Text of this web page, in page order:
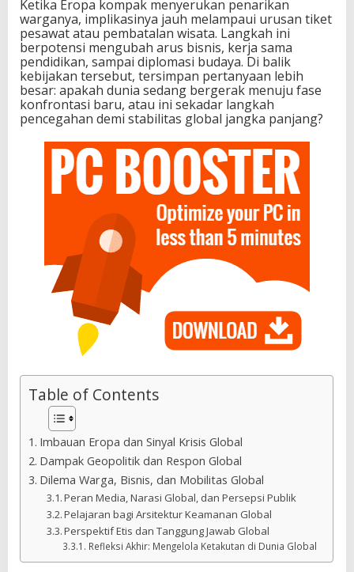
Ketika Eropa kompak menyerukan penarikan
warganya, implikasinya jauh melampaui urusan tiket
pesawat atau pembatalan wisata. Langkah ini
berpotensi mengubah arus bisnis, kerja sama
pendidikan, sampai diplomasi budaya. Di balik
kebijakan tersebut, tersimpan pertanyaan lebih
besar: apakah dunia sedang bergerak menuju fase
konfrontasi baru, atau ini sekadar langkah
pencegahan demi stabilitas global jangka panjang?
Table of Contents
Imbauan Eropa dan Sinyal Krisis Global
Dampak Geopolitik dan Respon Global
Dilema Warga, Bisnis, dan Mobilitas Global
Peran Media, Narasi Global, dan Persepsi Publik
Pelajaran bagi Arsitektur Keamanan Global
Perspektif Etis dan Tanggung Jawab Global
Refleksi Akhir: Mengelola Ketakutan di Dunia Global